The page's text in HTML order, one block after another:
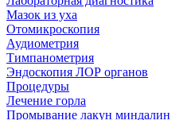
Мазок из уха
Отомикроскопия
Аудиометрия
Тимпанометрия
Эндоскопия ЛОР органов
Процедуры
Лечение горла
Промывание лакун миндалин